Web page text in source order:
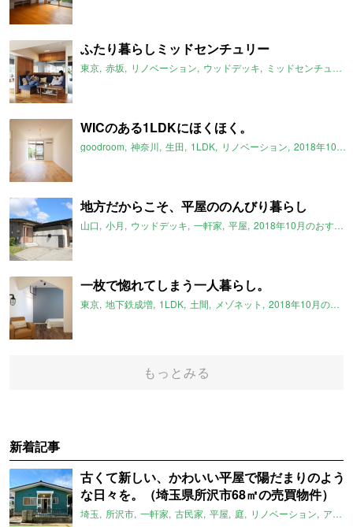
ふたり暮らしミッドセンチュリー
東京 赤坂 リノベーション ウッドデッキ ミッドセンチュリー
WICのある1LDKにほくほく。
goodroom 神奈川 生田 1LDK リノベーション 2018年10月のおすすめ
地方だからこそ、平屋ののんびり暮らし
山口 小月 ウッドデッキ 一軒家 平屋 2018年10月のおすすめ
一枚で惚れてしまう一人暮らし。
東京 地下鉄成増 1LDK 土間 メゾネット 2018年10月のおすすめ
もっとみる
新着記事
古くて新しい、かわいい平屋で陽だまりのよう
な日々を。（埼玉県所沢市68㎡の売買物件）
埼玉 所沢市 一軒家 古民家 平屋 庭 リノベーション アメリカンハウス